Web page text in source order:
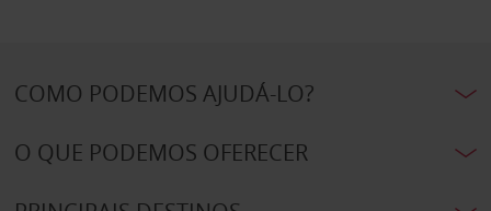
COMO PODEMOS AJUDÁ-LO?
O QUE PODEMOS OFERECER